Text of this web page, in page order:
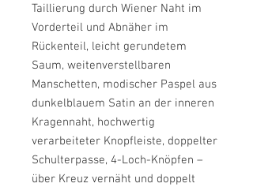
Taillierung durch Wiener Naht im
Vorderteil und Abnäher im
Rückenteil, leicht gerundetem
Saum, weitenverstellbaren
Manschetten, modischer Paspel aus
dunkelblauem Satin an der inneren
Kragennaht, hochwertig
verarbeiteter Knopfleiste, doppelter
Schulterpasse, 4-Loch-Knöpfen –
über Kreuz vernäht und doppelt